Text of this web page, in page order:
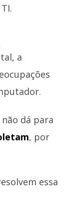
a
dá para
, por
essa